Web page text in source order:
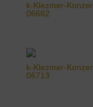
k-Klezmer-
06662
k-Klezmer-
06713